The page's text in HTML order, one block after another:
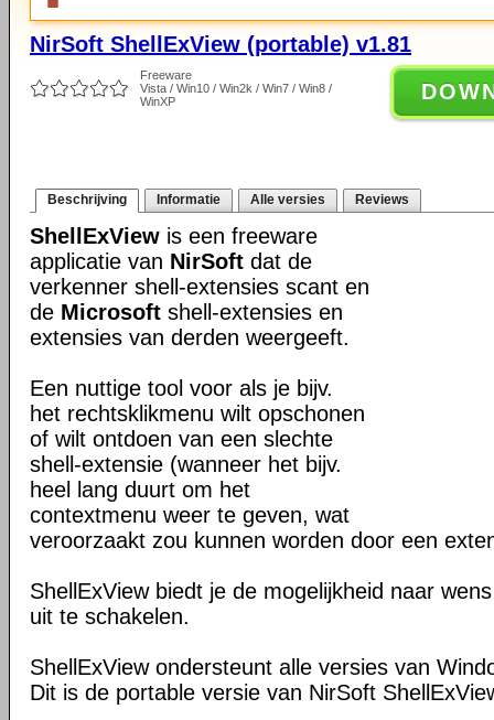
NirSoft ShellExView (portable) v1.81
Freeware
Vista / Win10 / Win2k / Win7 / Win8 /
WinXP
Beschrijving Informatie Alle versies Reviews
ShellExView is een freeware
applicatie van NirSoft dat de
verkenner shell-extensies scant en
de Microsoft shell-extensies en
extensies van derden weergeeft.
Een nuttige tool voor als je bijv.
het rechtsklikmenu wilt opschonen
of wilt ontdoen van een slechte
shell-extensie (wanneer het bijv.
heel lang duurt om het
contextmenu weer te geven, wat
veroorzaakt zou kunnen worden door een
ShellExView biedt je de mogelijkheid naar
uit te schakelen.
ShellExView ondersteunt alle versies van
Dit is de portable versie van NirSoft